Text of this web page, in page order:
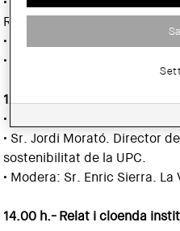
Rodalies.
• Sra. Isabel Pardo de Vera.
• Modera: Sr. Antoni Bassas.
13.00 h.-IV - Aigua i turisme
• Sr. Jorge Manent. Director
• Sr. Jordi Morató. Director
sostenibilitat de la UPC.
• Modera: Sr. Enric Sierra. La
14.00 h.-Relat i cloenda